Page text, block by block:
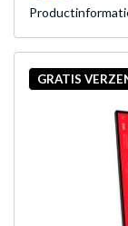
GRATIS